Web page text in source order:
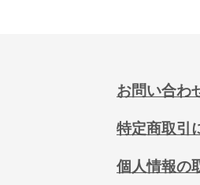
お問い合わ
特定商取引
個人情報の